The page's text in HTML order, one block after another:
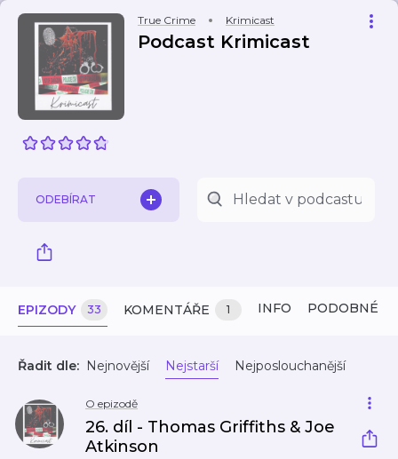
True Crime Krimicast
Podcast Krimicast
ODEBÍRAT
EPIZODY 33 KOMENTÁŘE 1 INFO PODOBNÉ
Řadit dle: Nejnovější Nejstarší Nejposlouchanější
O epizodě
26. díl - Thomas Griffiths & Joe
Atkinson